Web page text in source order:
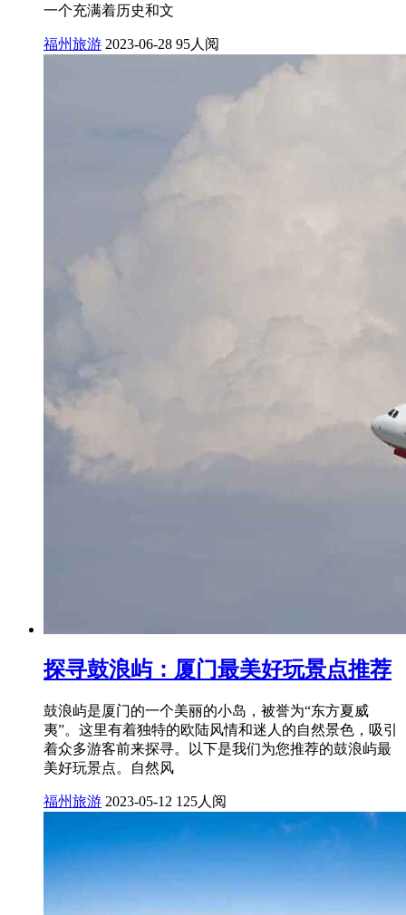
一个充满着历史和文
福州旅游 2023-06-28 95人阅
探寻鼓浪屿：厦门最美好玩景点推荐
鼓浪屿是厦门的一个美丽的小岛，被誉为“东方夏威
夷”。这里有着独特的欧陆风情和迷人的自然景色，吸引
着众多游客前来探寻。以下是我们为您推荐的鼓浪屿最
美好玩景点。自然风
福州旅游 2023-05-12 125人阅